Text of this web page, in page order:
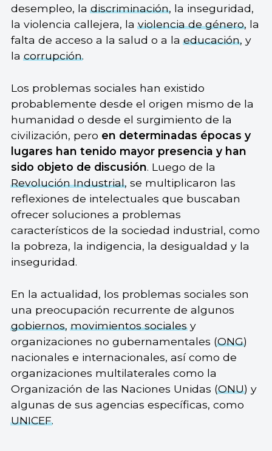
desempleo, ladiscriminación, la inseguridad,
la violencia callejera, laviolencia de género, la
falta de acceso a la salud o a laeducación, y
lacorrupción.
Los problemas sociales han existido
probablemente desde el origen mismo de la
humanidad o desde el surgimiento de la
civilización, pero en determinadas épocas y
lugares han tenido mayor presencia y han
sido objeto de discusión. Luego de la
Revolución Industrial, se multiplicaron las
reflexiones de intelectuales que buscaban
ofrecer soluciones a problemas
característicos de la sociedad industrial, como
la pobreza, la indigencia, la desigualdad y la
inseguridad.
En la actualidad, los problemas sociales son
una preocupación recurrente de algunos
gobiernos,movimientos socialesy
organizaciones no gubernamentales (ONG)
nacionales e internacionales, así como de
organizaciones multilaterales como la
Organización de las Naciones Unidas (ONU) y
algunas de sus agencias específicas, como
UNICEF.